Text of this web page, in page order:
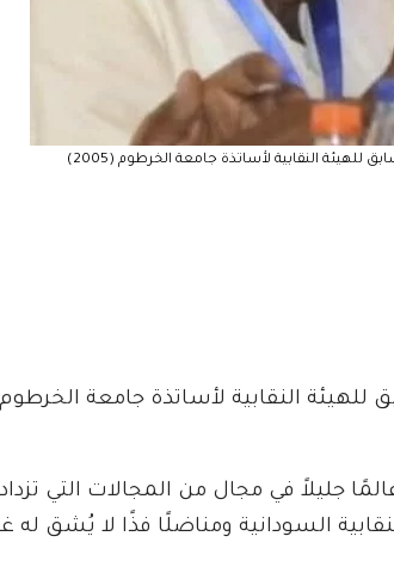
للهيئة النقابية لأساتذة جامعة الخرطوم (2005)
النقابية لأساتذة جامعة
جليلاً في مجال من المجالات التي تزداد
السودانية ومناضلًا فذًا لا يُشق له